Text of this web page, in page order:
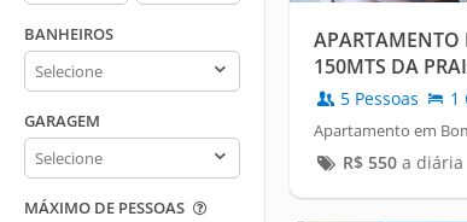
BANHEIROS
Banheiros
GARAGEM
Garagem
MÁXIMO DE PESSOAS
APARTAMENTO
150MTS DA
5 Pessoas 1
Apartamento em
R$ 550a diária